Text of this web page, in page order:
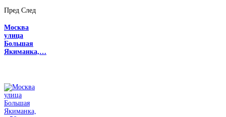
Пред След
Москва
улица
Большая
Якиманка,…